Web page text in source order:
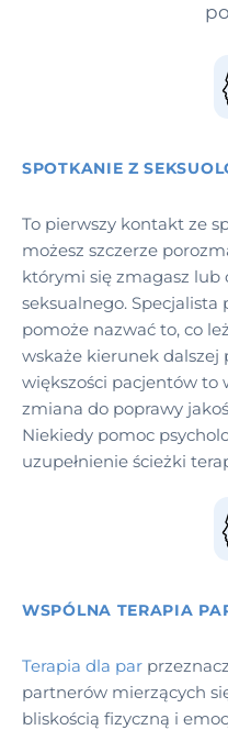
SPOTKANIE Z
To pierwszy kontakt ze
możesz szczerze
którymi się zmagasz lub
seksualnego.
pomoże nazwać to, co
wskaże kierunek dalszej
większości pacjentów to
zmiana do poprawy
Niekiedy pomoc
uzupełnienie ścieżki
WSPÓLNA TERAPIA
Terapia dla par
partnerów mierzących
bliskością fizyczną i